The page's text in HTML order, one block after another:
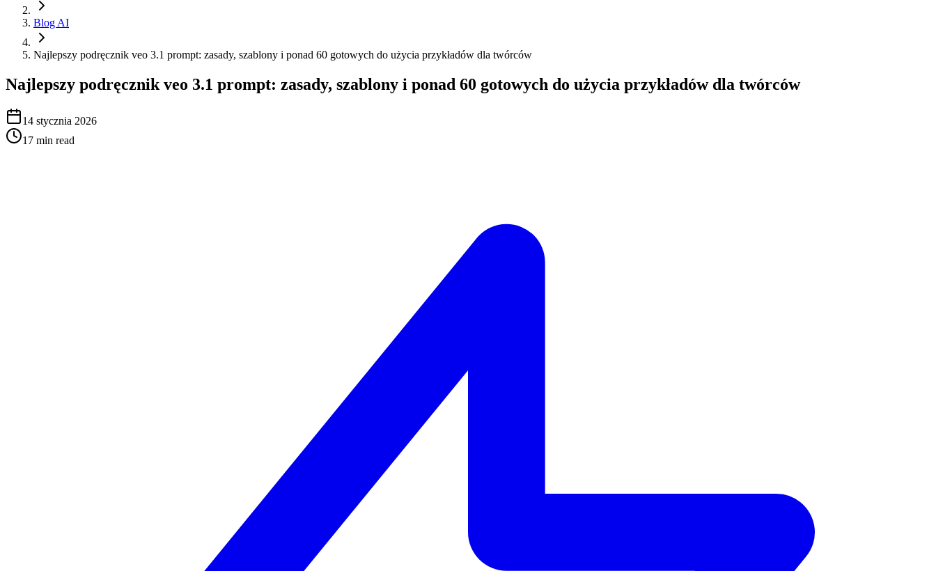
Blog AI
Najlepszy podręcznik veo 3.1 prompt: zasady, szablony i ponad 60 gotowych do użycia przykładów dla twórców
Najlepszy podręcznik veo 3.1 prompt: zasady, szablony i ponad 60 gotowych do użycia przykładów dla twórców
14 stycznia 2026
17 min read